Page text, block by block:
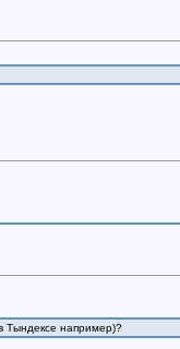
Тындексе например)?